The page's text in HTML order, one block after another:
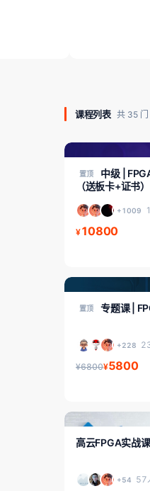
课程列表 共 35 门
置顶
中级 |
（送板卡+证书）
+1009
¥10800
置顶 专题课 |
+228
¥6800¥5800
高云FPGA实战
+54 57